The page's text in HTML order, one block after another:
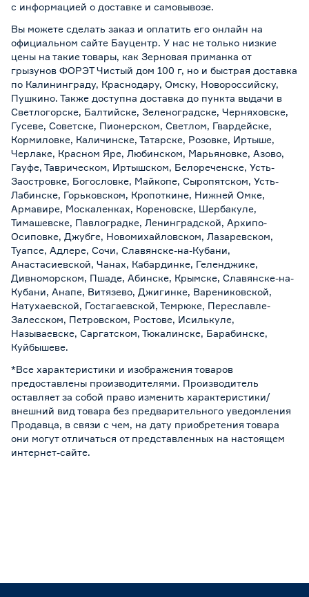
с информацией о доставке и самовывозе.
Вы можете сделать заказ и оплатить его онлайн на
официальном сайте Бауцентр. У нас не только низкие
цены на такие товары, как Зерновая приманка от
грызунов ФОРЭТ Чистый дом 100 г, но и быстрая доставка
по Калининграду, Краснодару, Омску, Новороссийску,
Пушкино. Также доступна доставка до пункта выдачи в
Светлогорске, Балтийске, Зеленоградске, Черняховске,
Гусеве, Советске, Пионерском, Светлом, Гвардейске,
Кормиловке, Каличинске, Татарске, Розовке, Иртыше,
Черлаке, Красном Яре, Любинском, Марьяновке, Азово,
Гауфе, Таврическом, Иртышском, Белореченске, Усть-
Заостровке, Богословке, Майкопе, Сыропятском, Усть-
Лабинске, Горьковском, Кропоткине, Нижней Омке,
Армавире, Москаленках, Кореновске, Шербакуле,
Тимашевске, Павлоградке, Ленинградской, Архипо-
Осиповке, Джубге, Новомихайловском, Лазаревском,
Туапсе, Адлере, Сочи, Славянске-на-Кубани,
Анастасиевской, Чанах, Кабардинке, Геленджике,
Дивноморском, Пшаде, Абинске, Крымске, Славянске-на-
Кубани, Анапе, Витязево, Джигинке, Варениковской,
Натухаевской, Гостагаевской, Темрюке, Переславле-
Залесском, Петровском, Ростове, Исилькуле,
Называевске, Саргатском, Тюкалинске, Барабинске,
Куйбышеве.
*Все характеристики и изображения товаров
предоставлены производителями. Производитель
оставляет за собой право изменить характеристики/
внешний вид товара без предварительного уведомления
Продавца, в связи с чем, на дату приобретения товара
они могут отличаться от представленных на настоящем
интернет-сайте.